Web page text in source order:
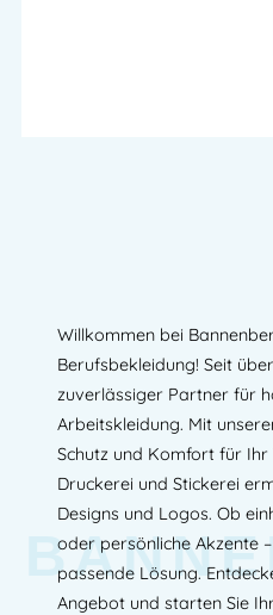
Willkommen bei
Berufsbekleidung! Seit
zuverlässiger Partner für
Arbeitskleidung. Mit
Schutz und Komfort für Ihr
Druckerei und Stickerei
Designs und Logos. Ob
oder persönliche Akzente
passende Lösung.
Angebot und starten Sie